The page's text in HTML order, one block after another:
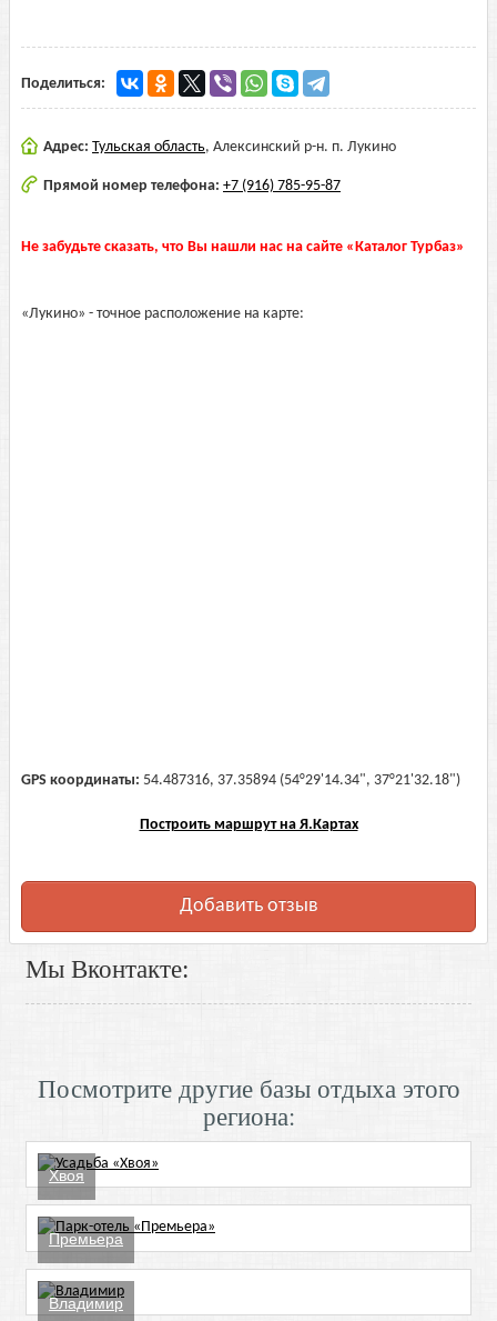
Поделиться:
Адрес: Тульская область, Алексинский р-н. п. Лукино
Прямой номер телефона: +7 (916) 785-95-87
Не забудьте сказать, что Вы нашли нас на сайте «Каталог Турбаз»
«Лукино» - точное расположение на карте:
GPS координаты: 54.487316, 37.35894 (54°29'14.34", 37°21'32.18")
Построить маршрут на Я.Картах
Добавить отзыв
Мы Вконтакте:
Посмотрите другие базы отдыха этого
региона:
Хвоя
Премьера
Владимир